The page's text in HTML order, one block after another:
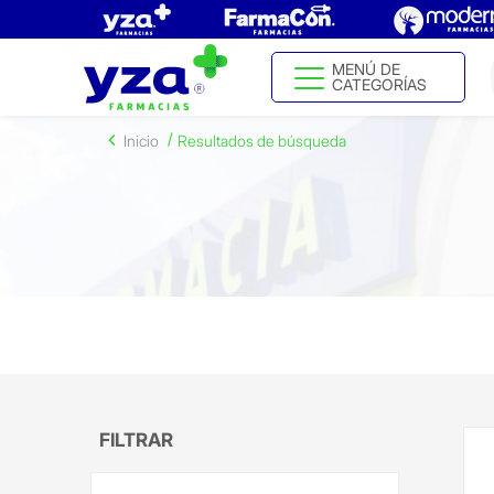
MENÚ DE
CATEGORÍAS
Inicio Resultados de búsqueda
FILTRAR